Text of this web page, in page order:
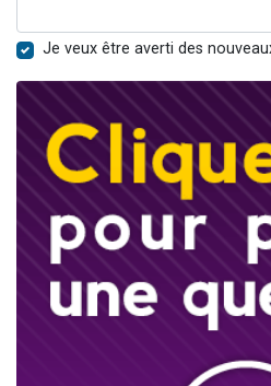
Je veux être averti des